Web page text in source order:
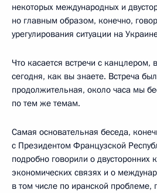
некоторых международных и
но главным образом, конечно,
урегулирования ситуации на
Что касается встречи с канцлером,
сегодня, как вы знаете. Встреча
продолжительная, около часа мы
по тем же темам.
Самая основательная беседа,
с Президентом Французской
подробно говорили о двусторонних
экономических связях и о
в том числе по иранской